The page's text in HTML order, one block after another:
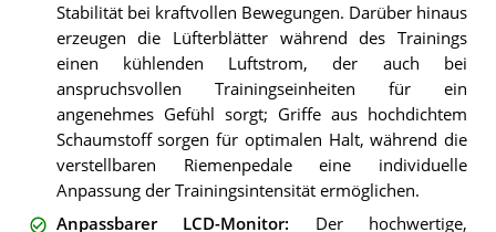
Stabilität bei kraftvollen Bewegungen. Darüber hinaus
erzeugen die Lüfterblätter während des Trainings
einen kühlenden Luftstrom, der auch bei
anspruchsvollen Trainingseinheiten für ein
angenehmes Gefühl sorgt; Griffe aus hochdichtem
Schaumstoff sorgen für optimalen Halt, während die
verstellbaren Riemenpedale eine individuelle
Anpassung der Trainingsintensität ermöglichen.
Anpassbarer LCD-Monitor: Der hochwertige,